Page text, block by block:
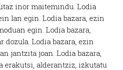
inor maitemindu. Lodia
lan egin. Lodia bazara, ezin
egin. Lodia bazara,
dozula. Lodia bazara, ezin
jantzita joan. Lodia bazara,
erakutsi, alderantziz, izkutatu